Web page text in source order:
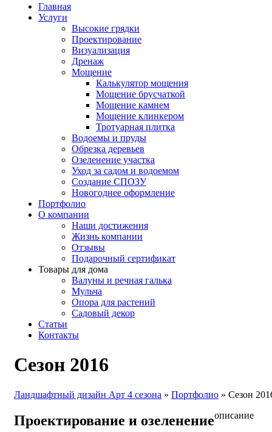
Главная
Услуги
Высокие грядки
Проектирование
Визуализация
Дренаж
Мощение
Калькулятор мощения
Мощение брусчаткой
Мощение камнем
Мощение клинкером
Тротуарная плитка
Водоемы и пруды
Обрезка деревьев
Озеленение участка
Уход за садом и водоемом
Создание СПОЗУ
Новогоднее оформление
Портфолио
О компании
Наши достижения
Жизнь компании
Отзывы
Подарочный сертификат
Товары для дома
Валуны и речная галька
Мульча
Опора для растений
Садовый декор
Статьи
Контакты
Сезон 2016
Ландшафтный дизайн Арт 4 сезона » Портфолио » Сезон
Проектирование и озеленениеописание